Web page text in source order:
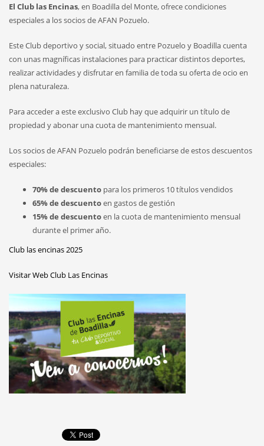
El Club las Encinas, en Boadilla del Monte, ofrece condiciones
especiales a los socios de AFAN Pozuelo.
Este Club deportivo y social, situado entre Pozuelo y Boadilla cuenta
con unas magníficas instalaciones para practicar distintos deportes,
realizar actividades y disfrutar en familia de toda su oferta de ocio en
plena naturaleza.
Para acceder a este exclusivo Club hay que adquirir un título de
propiedad y abonar una cuota de mantenimiento mensual.
Los socios de AFAN Pozuelo podrán beneficiarse de estos descuentos
especiales:
70% de descuento para los primeros 10 títulos vendidos
65% de descuentoen gastos de gestión
15% de descuentoen la cuota de mantenimiento mensual
durante el primer año.
Club las encinas 2025
Visitar Web Club Las Encinas